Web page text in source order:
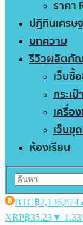
ราคา
ปฏิทินเศรษ
บทความ
รีวิวผลิตภั
เว็บซื้
กระเ
เครื่อ
เว็บขุ
ห้องเรียน
BTC฿2,136,874
XRP฿35.23▼